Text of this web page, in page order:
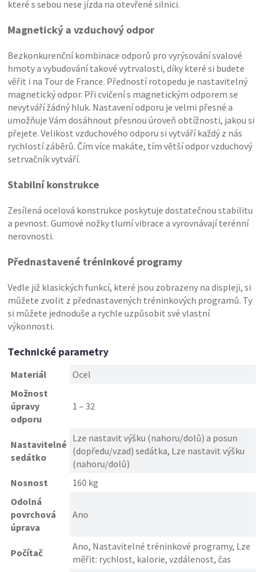
které s sebou nese jízda na otevřené silnici.
Magnetický a vzduchový odpor
Bezkonkurenční kombinace odporů pro vyrýsování svalové
hmoty a vybudování takové vytrvalosti, díky které si budete
věřit i na Tour de France. Předností rotopedu je nastavitelný
magnetický odpor. Při cvičení s magnetickým odporem se
nevytváří žádný hluk. Nastavení odporu je velmi přesné a
umožňuje Vám dosáhnout přesnou úroveň obtížnosti, jakou si
přejete. Velikost vzduchového odporu si vytváří každý z nás
rychlostí záběrů. Čím více makáte, tím větší odpor vzduchový
setrvačník vytváří.
Stabilní konstrukce
Zesílená ocelová konstrukce poskytuje dostatečnou stabilitu
a pevnost. Gumové nožky tlumí vibrace a vyrovnávají terénní
nerovnosti.
Přednastavené tréninkové programy
Vedle již klasických funkcí, které jsou zobrazeny na displeji, si
můžete zvolit z přednastavených tréninkových programů. Ty
si můžete jednoduše a rychle uzpůsobit své vlastní
výkonnosti.
Technické parametry
Materiál
Ocel
Možnost
úpravy
odporu
1 – 32
Nastavitelné
sedátko
Lze nastavit výšku (nahoru/dolů) a posun
(dopředu/vzad) sedátka, Lze nastavit výšku
(nahoru/dolů)
Nosnost
160 kg
Odolná
povrchová
úprava
Ano
Počítač
Ano, Nastavitelné tréninkové programy, Lze
měřit: rychlost, kalorie, vzdálenost, čas